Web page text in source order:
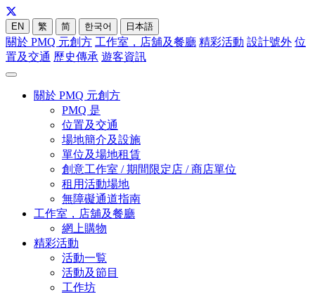
EN 繁 简 한국어 日本語
關於 PMQ 元創方 工作室，店舖及餐廳 精彩活動 設計號外 位
置及交通 歷史傳承 遊客資訊
關於 PMQ 元創方
PMQ 是
位置及交通
場地簡介及設施
單位及場地租賃
創意工作室 / 期間限定店 / 商店單位
租用活動場地
無障礙通道指南
工作室，店舖及餐廳
網上購物
精彩活動
活動一覧
活動及節目
工作坊